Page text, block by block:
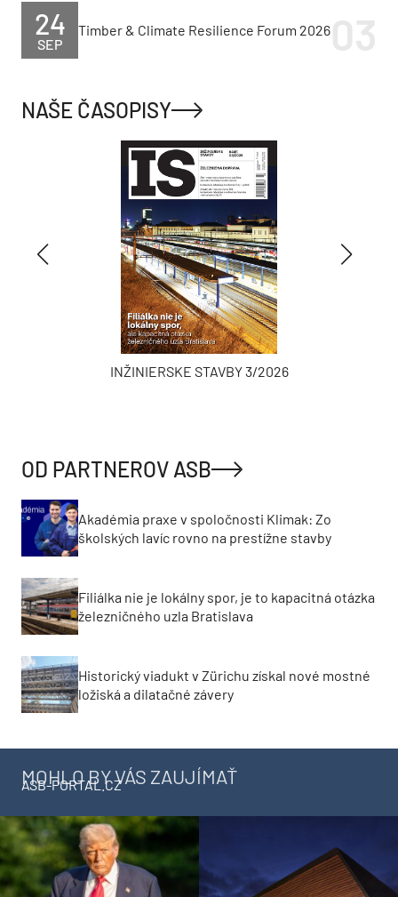
SEP
24 Timber & Climate Resilience Forum 2026
NAŠE ČASOPISY
INŽINIERSKE STAVBY 3/2026
OD PARTNEROV ASB
Akadémia praxe v spoločnosti Klimak: Zo
školských lavíc rovno na prestížne stavby
Filiálka nie je lokálny spor, je to kapacitná otázka
železničného uzla Bratislava
Historický viadukt v Zürichu získal nové mostné
ložiská a dilatačné závery
MOHLO BY VÁS ZAUJÍMAŤ
ASB-PORTAL.CZ